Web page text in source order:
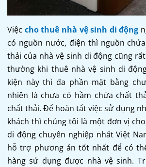
Việc cho thuê nhà vệ sinh di động
có nguồn nước, điện thì nguồn
thải của nhà vệ sinh di động cũng
thường khi thuê nhà vệ sinh di
kiện này thì đa phần mặt bằng
nhiên là chưa có hầm chứa chất
chất thải. Để hoàn tất việc sử dụng
khách thì chúng tôi là một đơn vị
di động chuyên nghiệp nhất Việt
hỗ trợ phương án tốt nhất để có
hàng sử dụng được nhà vệ sinh.